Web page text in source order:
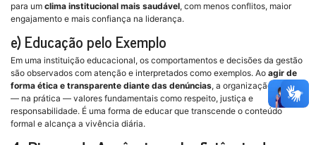
para um clima institucional mais saudável, com menos conflitos, maior
engajamento e mais confiança na liderança.
e) Educação pelo Exemplo
Em uma instituição educacional, os comportamentos e decisões da gestão
são observados com atenção e interpretados como exemplos. Ao agir de
forma ética e transparente diante das denúncias, a organização ensina
— na prática — valores fundamentais como respeito, justiça e
responsabilidade. É uma forma de educar que transcende o conteúdo
formal e alcança a vivência diária.